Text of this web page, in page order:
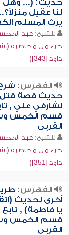
حديث: (... وهل
لنا عقيل
يرث المسلم
للشيخ: عبد
جزء من محاضرة (
داود [343])
الفهرس:
حديث قصة قتل
لشارفي علي ,
قسم الخمس
القربى
للشيخ: عبد
جزء من محاضرة (
داود [351])
الفهرس:
أخرى لحديث
يا فاطمة) ,
قسم الخمس
القربى